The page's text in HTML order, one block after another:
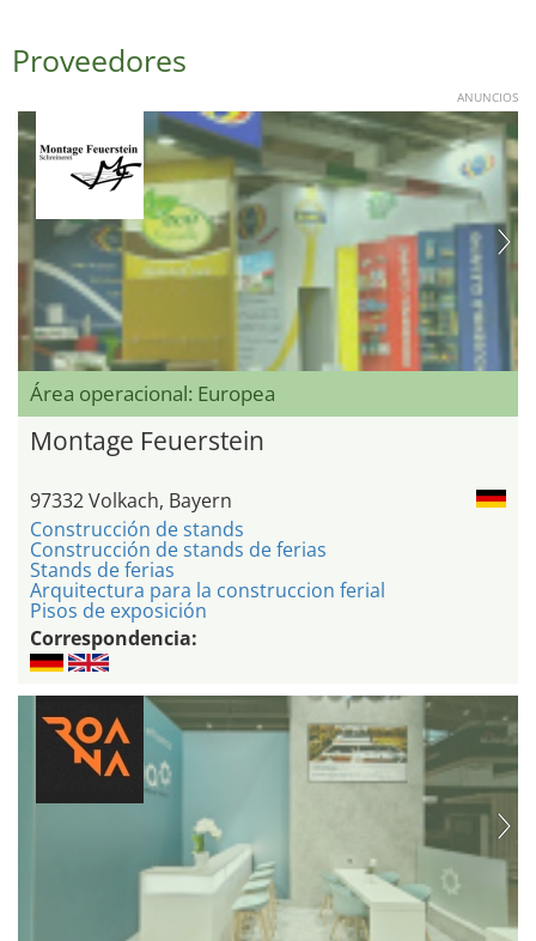
Proveedores
ANUNCIOS
Área operacional: Europea
Montage Feuerstein
97332 Volkach, Bayern
Construcción de stands
Construcción de stands de ferias
Stands de ferias
Arquitectura para la construccion ferial
Pisos de exposición
Correspondencia: